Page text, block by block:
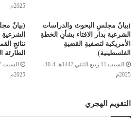
2025م
(بيانُ مجلسِ البحوث والدراسات
الشرعية بدار الافتاء بشأنِ الخطةِ
الأمريكية لتصفيةِ القضيةِ
الفلسطينية)
السبت 11 ربيع الثاني 1447هـ 4-10-
2025م
(بيانُ
الشرعيةِ
نتائجِ
2025م
التقويم الهجري